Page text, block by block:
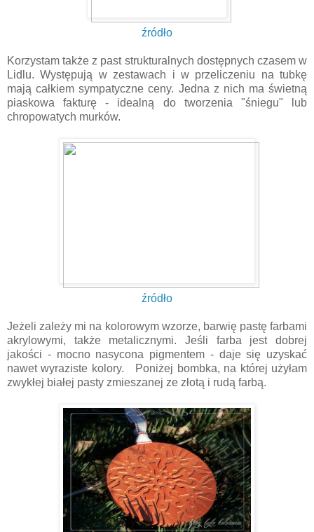
źródło
Korzystam także z past strukturalnych dostępnych czasem w
Lidlu. Występują w zestawach i w przeliczeniu na tubkę
mają całkiem sympatyczne ceny. Jedna z nich ma świetną
piaskowa fakturę - idealną do tworzenia "śniegu" lub
chropowatych murków.
źródło
Jeżeli zależy mi na kolorowym wzorze, barwię pastę farbami
akrylowymi, także metalicznymi. Jeśli farba jest dobrej
jakości - mocno nasycona pigmentem - daje się uzyskać
nawet wyraziste kolory. Poniżej bombka, na której użyłam
zwykłej białej pasty zmieszanej ze złotą i rudą farbą.